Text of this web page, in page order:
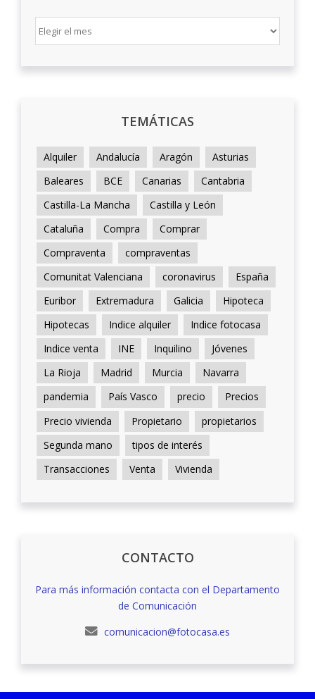
TEMÁTICAS
Alquiler Andalucía Aragón
Asturias
Baleares
BCE Canarias
Cantabria
Castilla-La Mancha
Castilla y León
Cataluña
Compra
Comprar
Compraventa
compraventas
Comunitat Valenciana
coronavirus
España
Euribor
Extremadura Galicia
Hipoteca
Hipotecas
Indice alquiler
Indice fotocasa
Indice venta
INE Inquilino
Jóvenes
La Rioja
Madrid Murcia
Navarra
pandemia
País Vasco precio
Precios
Precio vivienda
Propietario
propietarios
Segunda mano
tipos de interés
Transacciones
Venta Vivienda
CONTACTO
Para más información contacta con el Departamento
de Comunicación
comunicacion@fotocasa.es